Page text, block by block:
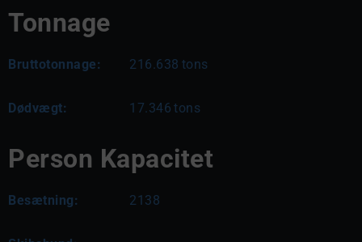
Tonnage
Bruttotonnage: 216.638 tons
Dødvægt: 17.346 tons
Person Kapacitet
Besætning: 2138